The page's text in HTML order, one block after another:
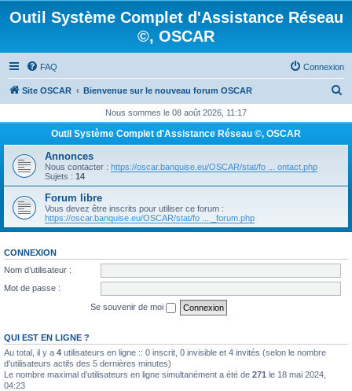
Outil Système Complet d'Assistance Réseau
©, OSCAR
FAQ Connexion
Site OSCAR Bienvenue sur le nouveau forum OSCAR
h
r
r
Nous sommes le 08 août 2026, 11:17
Outil Système Complet d'Assistance Réseau ©, OSCAR
Annonces
Nous contacter : https://oscar.banquise.eu/OSCAR/stat/fo ... ontact.php
Sujets : 14
Forum libre
Vous devez être inscrits pour utiliser ce forum :
https://oscar.banquise.eu/OSCAR/stat/fo ... _forum.php
CONNEXION
Nom d’utilisateur :
Mot de passe :
Se souvenir de moi
QUI EST EN LIGNE ?
Au total, il y a 4 utilisateurs en ligne :: 0 inscrit, 0 invisible et 4 invités (selon le nombre
d’utilisateurs actifs des 5 dernières minutes)
Le nombre maximal d’utilisateurs en ligne simultanément a été de 271 le 18 mai 2024,
04:23